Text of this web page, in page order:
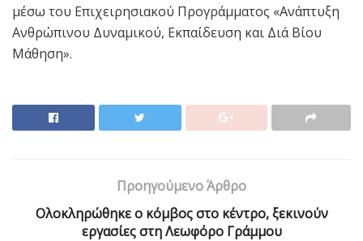
μέσω του Επιχειρησιακού Προγράμματος «Ανάπτυξη
Ανθρώπινου Δυναμικού, Εκπαίδευση και Διά Βίου
Μάθηση».
Προηγούμενο Άρθρο
Ολοκληρώθηκε ο κόμβος στο κέντρο, ξεκινούν
εργασίες στη Λεωφόρο Γράμμου